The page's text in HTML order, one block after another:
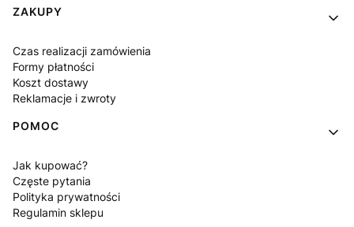
Linki w stopce
ZAKUPY
Czas realizacji zamówienia
Formy płatności
Koszt dostawy
Reklamacje i zwroty
POMOC
Jak kupować?
Częste pytania
Polityka prywatności
Regulamin sklepu